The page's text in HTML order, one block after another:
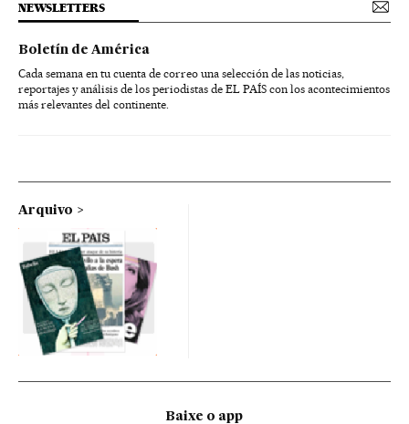
NEWSLETTERS
Boletín de América
Cada semana en tu cuenta de correo una selección de las noticias,
reportajes y análisis de los periodistas de EL PAÍS con los acontecimientos
más relevantes del continente.
Arquivo
Baixe o app